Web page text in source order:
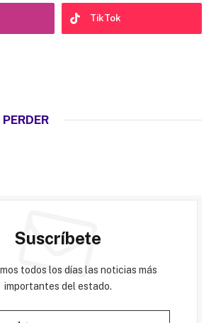
TikTok
Suscríbete
todos los días las noticias más
importantes del estado.